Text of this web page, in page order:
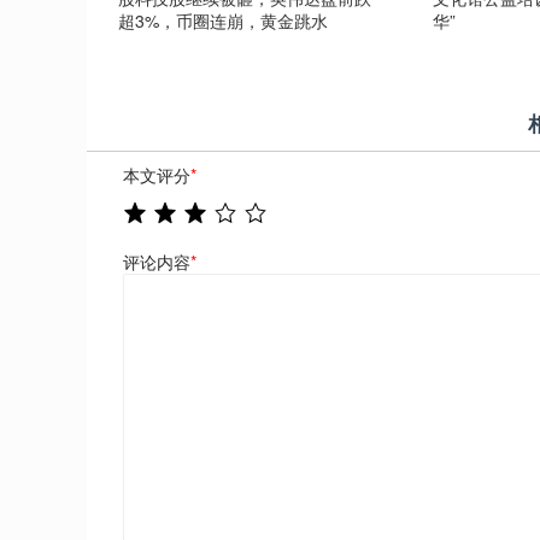
超3%，币圈连崩，黄金跳水
华”
本文评分*
评论内容*